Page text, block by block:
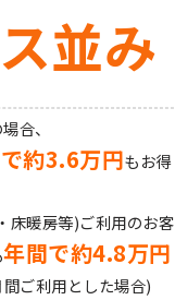
並み
合、
約3.6万円もお得
床暖房等)ご利用のお客
年間で約4.8万円
ご利用とした場合)